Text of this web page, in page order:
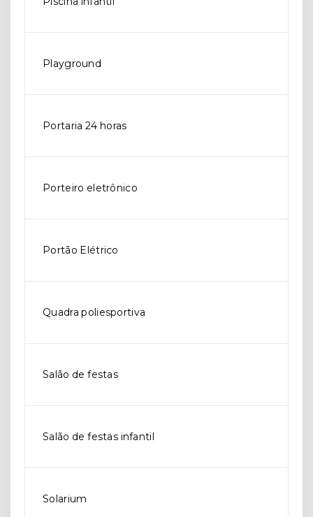
Playground
Portaria 24 horas
Porteiro eletrônico
Portão Elétrico
Quadra poliesportiva
Salão de festas
Salão de festas infantil
Solarium